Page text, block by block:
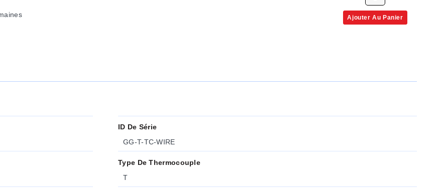
Ajouter Au Panier
ID De Série
GG-T-TC-WIRE
Type De Thermocouple
T